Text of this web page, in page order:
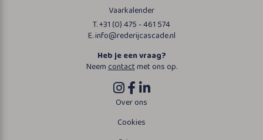
Vaarkalender
T. +31 (0) 475 - 461 574
E. info@rederijcascade.nl
Heb je een vraag?
Neemcontactmet ons op.
Over ons
Cookies